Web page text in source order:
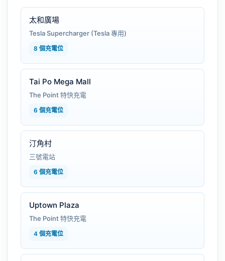
太和廣場
Tesla Supercharger (Tesla 專用)
8 個充電位
Tai Po Mega Mall
The Point 特快充電
6 個充電位
汀角村
三號電站
6 個充電位
Uptown Plaza
The Point 特快充電
4 個充電位